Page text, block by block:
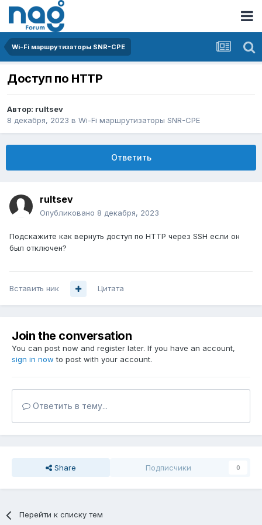
Wi-Fi маршрутизаторы SNR-CPE
Доступ по HTTP
Автор: rultsev
8 декабря, 2023 в Wi-Fi маршрутизаторы SNR-CPE
Ответить
rultsev
Опубликовано 8 декабря, 2023
Подскажите как вернуть доступ по HTTP через SSH если он
был отключен?
Вставить ник Цитата
Join the conversation
You can post now and register later. If you have an account,
sign in now to post with your account.
Ответить в тему...
Share Подписчики 0
Перейти к списку тем